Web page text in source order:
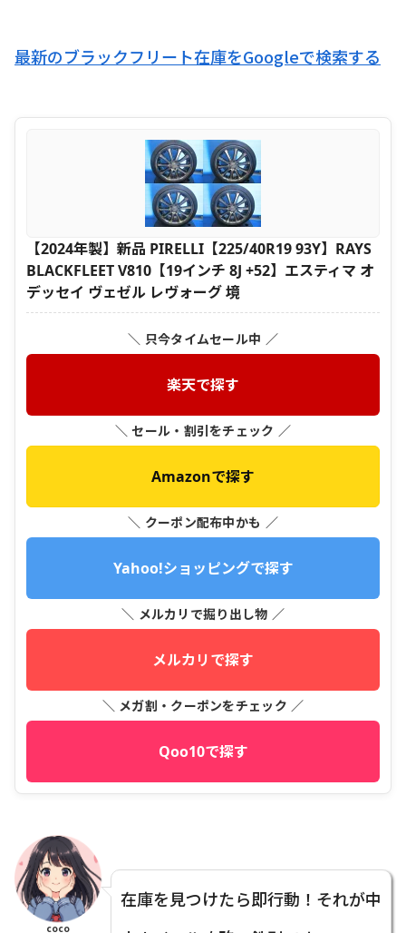
最新のブラックフリート在庫をGoogleで検索する
【2024年製】新品 PIRELLI【225/40R19 93Y】RAYS
BLACKFLEET V810【19インチ 8J +52】エスティマ オ
デッセイ ヴェゼル レヴォーグ 境
＼ 只今タイムセール中 ／
楽天で探す
＼ セール・割引をチェック ／
Amazonで探す
＼ クーポン配布中かも ／
Yahoo!ショッピングで探す
＼ メルカリで掘り出し物 ／
メルカリで探す
＼ メガ割・クーポンをチェック ／
Qoo10で探す
coco
在庫を見つけたら即行動！それが中